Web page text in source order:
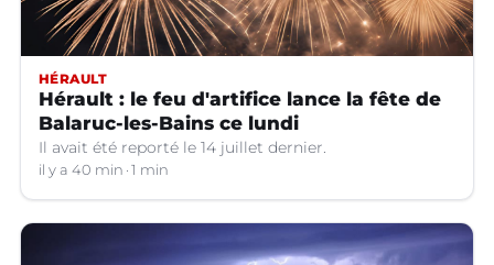
HÉRAULT
Hérault : le feu d'artifice lance la fête de
Balaruc-les-Bains ce lundi
Il avait été reporté le 14 juillet dernier.
il y a 40 min 1 min